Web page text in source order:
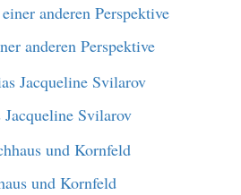
anderen Perspektive
Svilarov
und Kornfeld